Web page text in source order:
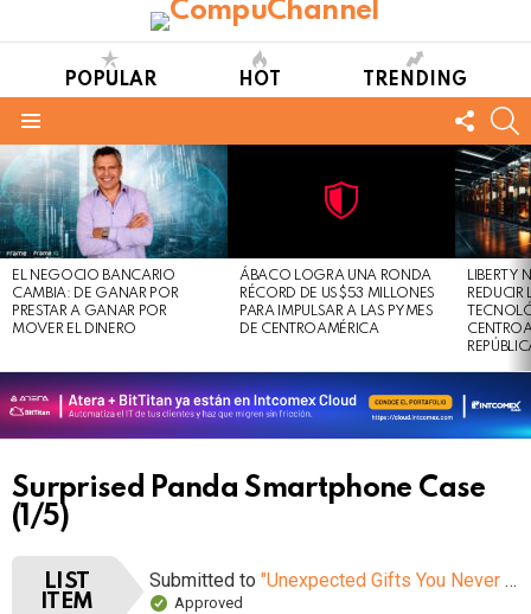
POPULAR HOT TRENDING
US
LATEST
STORIES
EL NEGOCIO BANCARIO
CAMBIA: DE GANAR POR
PRESTAR A GANAR POR
MOVER EL DINERO
Safe
For
Work
view
this
post
ÁBACO LOGRA UNA RONDA
RÉCORD DE US$53 MILLONES
PARA IMPULSAR A LAS PYMES
DE CENTROAMÉRICA
LIBERTY
REDUCIR
Surprised Panda Smartphone Case
(1/5)
LIST
ITEM
Submitted to"Unexpected Gifts You Never Knew You Could Buy On Amazon"
Approved